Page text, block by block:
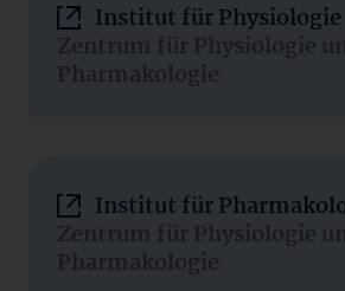
Institut für Physiologie
Zentrum für Physiologie
Pharmakologie
Institut für
Zentrum für Physiologie
Pharmakologie